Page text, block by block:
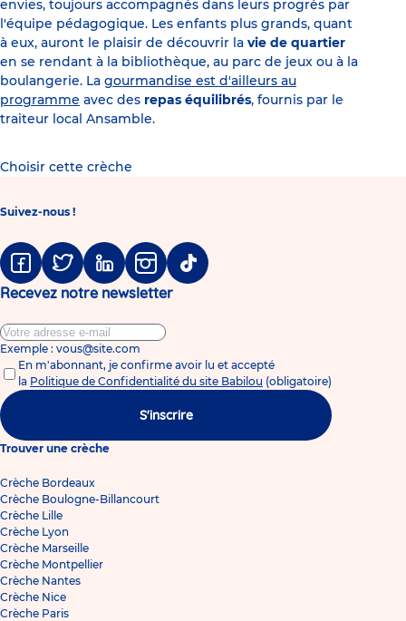
envies, toujours accompagnés dans leurs progrès par
l'équipe pédagogique. Les enfants plus grands, quant
à eux, auront le plaisir de découvrir la vie de quartier
en se rendant à la bibliothèque, au parc de jeux ou à la
boulangerie. La gourmandise est d'ailleurs au
programme avec des repas équilibrés, fournis par le
traiteur local Ansamble.
Choisir cette crèche
Suivez-nous !
FacebookTwitter LinkedinInstagramTiktok
Recevez notre newsletter
Exemple : vous@site.com
En m'abonnant, je confirme avoir lu et accepté
la Politique de Confidentialité du site Babilou (obligatoire)
S'inscrire
Trouver une crèche
Crèche Bordeaux
Crèche Boulogne-Billancourt
Crèche Lille
Crèche Lyon
Crèche Marseille
Crèche Montpellier
Crèche Nantes
Crèche Nice
Crèche Paris